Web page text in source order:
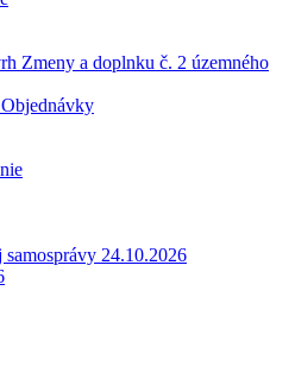
Zmeny a doplnku č. 2 územného
24.10.2026